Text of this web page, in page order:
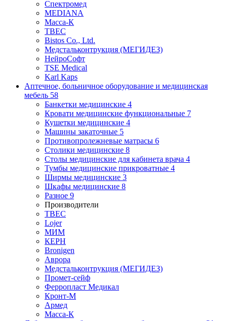
Спектромед
MEDIANA
Масса-К
ТВЕС
Bistos Co., Ltd.
Медстальконтрукция (МЕГИДЕЗ)
НейроСофт
TSE Medical
Karl Kaps
Аптечное, больничное оборудование и медицинская
мебель 58
Банкетки медицинские 4
Кровати медицинские функциональные 7
Кушетки медицинские 4
Машины закаточные 5
Противопролежневые матрасы 6
Столики медицинские 8
Столы медицинские для кабинета врача 4
Тумбы медицинские прикроватные 4
Ширмы медицинские 3
Шкафы медицинские 8
Разное 9
Производители
ТВЕС
Lojer
МИМ
КЕРН
Bronigen
Аврора
Медстальконтрукция (МЕГИДЕЗ)
Промет-сейф
Ферропласт Медикал
Кронт-М
Армед
Масса-К